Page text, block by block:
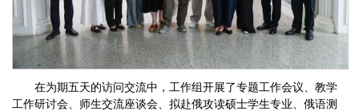
在为期五天的访问交流中，工作组开展了专题工作会议、教学
工作研讨会、师生交流座谈会、拟赴俄攻读硕士学生专业、俄语测